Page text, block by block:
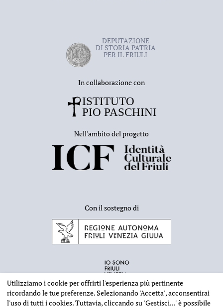
DEPUTAZIONE
DI STORIA PATRIA
PER IL FRIULI
In collaborazione con
Nell'ambito del progetto
Con il sostegno di
Utilizziamo i cookie per offrirti l'esperienza più pertinente
ricordando le tue preferenze. Selezionando 'Accetta', acconsentirai
l'uso di tutti i cookies. Tuttavia, cliccando su 'Gestisci...'è possibile